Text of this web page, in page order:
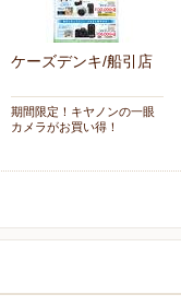
ケーズデンキ/船引店
期間限定！キヤノンの一眼
カメラがお買い得！